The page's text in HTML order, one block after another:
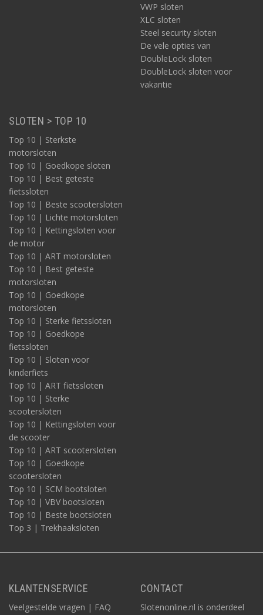
VWP sloten
XLC sloten
Steel security sloten
De vele opties van
DoubleLock sloten
DoubleLock sloten voor
vakantie
SLOTEN > TOP 10
Top 10 | Sterkste
motorsloten
Top 10 | Goedkope sloten
Top 10 | Best geteste
fietssloten
Top 10 | Beste scootersloten
Top 10 | Lichte motorsloten
Top 10 | Kettingsloten voor
de motor
Top 10 | ART motorsloten
Top 10 | Best geteste
motorsloten
Top 10 | Goedkope
motorsloten
Top 10 | Sterke fietssloten
Top 10 | Goedkope
fietssloten
Top 10 | Sloten voor
kinderfiets
Top 10 | ART fietssloten
Top 10 | Sterke
scootersloten
Top 10 | Kettingsloten voor
de scooter
Top 10 | ART scootersloten
Top 10 | Goedkope
scootersloten
Top 10 | SCM bootsloten
Top 10 | VBV bootsloten
Top 10 | Beste bootsloten
Top 3 | Trekhaaksloten
KLANTENSERVICE
Veelgestelde vragen | FAQ
CONTACT
Slotenonline.nl is onderdeel